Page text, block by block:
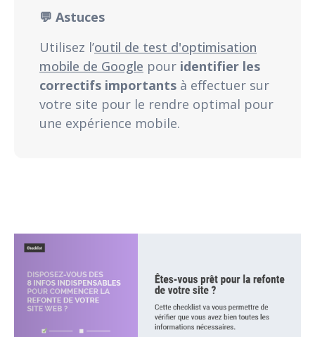
💬 Astuces
Utilisez l’outil de test d'optimisation
mobile de Google pour identifier les
correctifs importants à effectuer sur
votre site pour le rendre optimal pour
une expérience mobile.